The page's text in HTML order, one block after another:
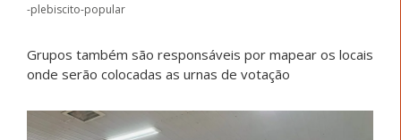
-plebiscito-popular
Grupos também são responsáveis por mapear os locais
onde serão colocadas as urnas de votação